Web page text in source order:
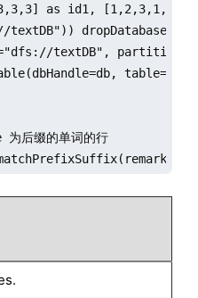
as id1,
textDB",
table=t,
后缀的单词的行